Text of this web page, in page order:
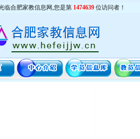
临合肥家教信息网,您是第 1474639 位访问者！